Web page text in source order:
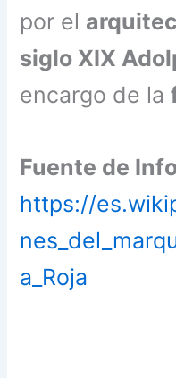
por el
siglo XIX
encargo de la
Fuente de
https://
a_Roja